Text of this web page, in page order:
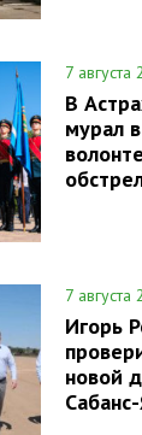
7
В
мурал
7
Игорь
новой